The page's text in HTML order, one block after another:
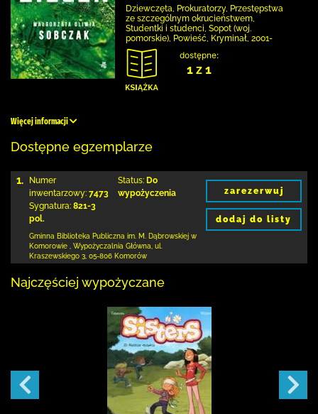
Dziewczęta, Prokuratorzy, Przestępstwa
ze szczególnym okrucieństwem,
Studentki i studenci, Sopot (woj.
pomorskie), Powieść, Kryminał, 2001-
dostępne:
1 z 1
Więcej informacji
Dostępne egzemplarze
1.
Numer
inwentarzowy: 7473
Sygnatura: 821-3
pol.
Status: Do
wypożyczenia
Gminna Biblioteka Publiczna im. M. Dąbrowskiej w
Komorowie
Wypożyczalnia Główna, ul.
Kraszewskiego 3 05-806 Komorów
zarezerwuj
dodaj do listy
Najczęściej wypożyczane